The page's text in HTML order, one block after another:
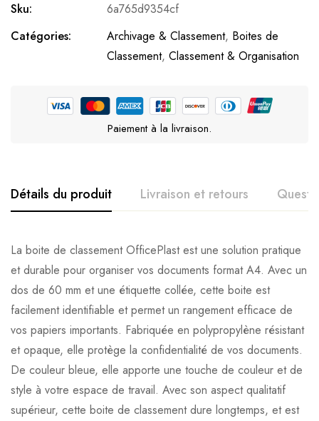
Sku:
6a765d9354cf
Catégories:
Archivage & Classement, Boites de
Classement, Classement & Organisation
Paiement à la livraison.
Détails du produit Livraison et retours
La boite de classement OfficePlast est une solution pratique
et durable pour organiser vos documents format A4. Avec un
dos de 60 mm et une étiquette collée, cette boite est
facilement identifiable et permet un rangement efficace de
vos papiers importants. Fabriquée en polypropylène résistant
et opaque, elle protège la confidentialité de vos documents.
De couleur bleue, elle apporte une touche de couleur et de
style à votre espace de travail. Avec son aspect qualitatif
supérieur, cette boite de classement dure longtemps, et est